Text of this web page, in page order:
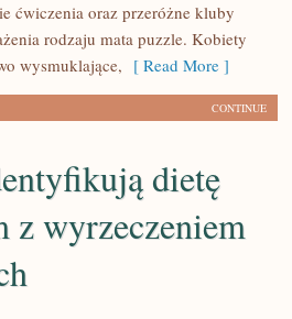
ćwiczenia oraz przeróżne kluby
rodzaju mata puzzle. Kobiety
wysmuklające, [ Read More ]
CONTINUE
dietę
z wyrzeczeniem